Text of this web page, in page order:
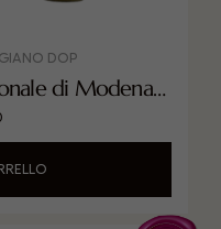
DOP
di Modena
con Parmigiano